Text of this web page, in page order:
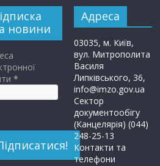
новини
*
Адреса
03035, м. Київ,
вул. Митрополита
Василя
Липківського, 36,
info@imzo.gov.ua
Сектор
документообігу
(Канцелярія) (044)
248-25-13
Контакти та
телефони